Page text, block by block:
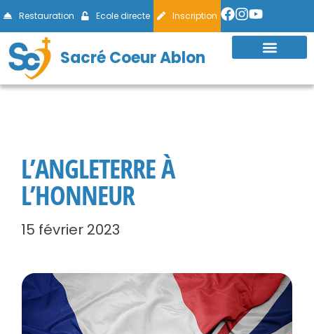
Restauration Ecole directe Inscription
Sacré Coeur Ablon
L’ANGLETERRE À
L’HONNEUR
15 février 2023